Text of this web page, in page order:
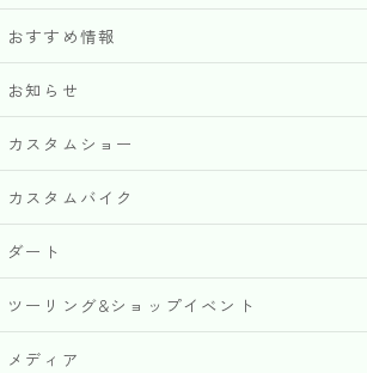
おすすめ情報
お知らせ
カスタムショー
カスタムバイク
ダート
ツーリング&ショップイベント
メディア